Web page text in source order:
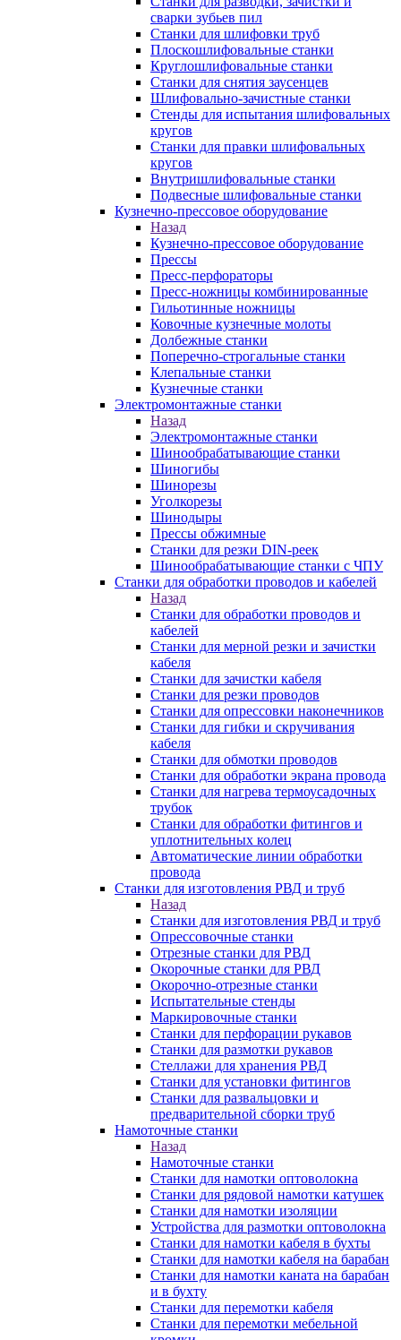
сварки зубьев пил
Станки для шлифовки труб
Плоскошлифовальные станки
Круглошлифовальные станки
Станки для снятия заусенцев
Шлифовально-зачистные станки
Стенды для испытания шлифовальных
кругов
Станки для правки шлифовальных
кругов
Внутришлифовальные станки
Подвесные шлифовальные станки
Кузнечно-прессовое оборудование
Назад
Кузнечно-прессовое оборудование
Прессы
Пресс-перфораторы
Пресс-ножницы комбинированные
Гильотинные ножницы
Ковочные кузнечные молоты
Долбежные станки
Поперечно-строгальные станки
Клепальные станки
Кузнечные станки
Электромонтажные станки
Назад
Электромонтажные станки
Шинообрабатывающие станки
Шиногибы
Шинорезы
Уголкорезы
Шинодыры
Прессы обжимные
Станки для резки DIN-реек
Шинообрабатывающие станки с ЧПУ
Станки для обработки проводов и кабелей
Назад
Станки для обработки проводов и
кабелей
Станки для мерной резки и зачистки
кабеля
Станки для зачистки кабеля
Станки для резки проводов
Станки для опрессовки наконечников
Станки для гибки и скручивания
кабеля
Станки для обмотки проводов
Станки для обработки экрана провода
Станки для нагрева термоусадочных
трубок
Станки для обработки фитингов и
уплотнительных колец
Автоматические линии обработки
провода
Станки для изготовления РВД и труб
Назад
Станки для изготовления РВД и труб
Опрессовочные станки
Отрезные станки для РВД
Окорочные станки для РВД
Окорочно-отрезные станки
Испытательные стенды
Маркировочные станки
Станки для перфорации рукавов
Станки для размотки рукавов
Стеллажи для хранения РВД
Станки для установки фитингов
Станки для развальцовки и
предварительной сборки труб
Намоточные станки
Назад
Намоточные станки
Станки для намотки оптоволокна
Станки для рядовой намотки катушек
Станки для намотки изоляции
Устройства для размотки оптоволокна
Станки для намотки кабеля в бухты
Станки для намотки кабеля на барабан
Станки для намотки каната на барабан
и в бухту
Станки для перемотки кабеля
Станки для перемотки мебельной